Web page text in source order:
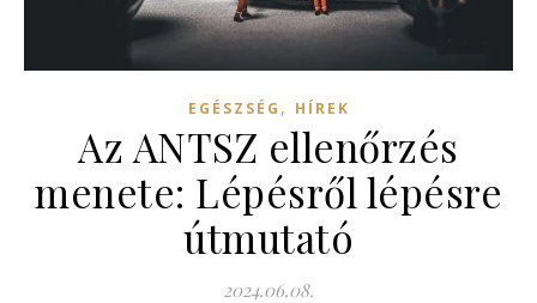
EGÉSZSÉG , HÍREK
Az ANTSZ ellenőrzés
menete: Lépésről lépésre
útmutató
2024.06.08.